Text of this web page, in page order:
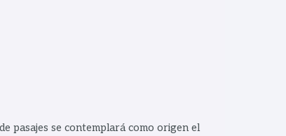
pasajes se contemplará como origen el